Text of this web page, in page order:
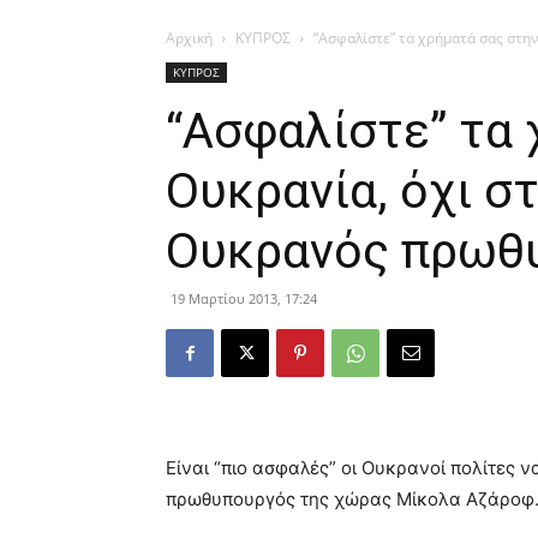
Αρχική ΚΥΠΡΟΣ “Ασφαλίστε” τα χρήματά σας
ΚΥΠΡΟΣ
“Ασφαλίστε”
Ουκρανία, όχι
Ουκρανός
19 Μαρτίου 2013, 17:24
Είναι “πιο ασφαλές” οι Ουκρανοί
πρωθυπουργός της χώρας Μίκολα Αζάροφ.